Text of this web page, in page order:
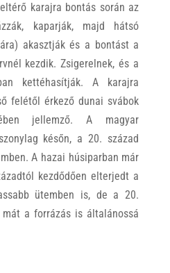
karajra bontás során az
kaparják, majd hátsó
akasztják és a bontást a
kezdik. Zsigerelnek, és a
kettéhasítják. A karajra
felétől érkező dunai svábok
jellemző. A magyar
későn, a 20. század
A hazai húsiparban már
kezdődően elterjedt a
ütemben is, de a 20.
a forrázás is általánossá